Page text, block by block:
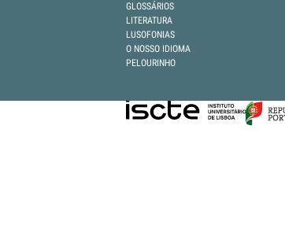
GLOSSÁRIOS
LITERATURA
LUSOFONIAS
O NOSSO IDIOMA
PELOURINHO